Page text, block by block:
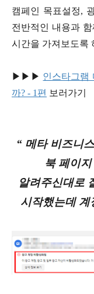
캠페인 목표설정,
전반적인 내용과
시간을 가져보도록
▶▶▶ 인스타그램
까? - 1편 보러가기
“ 메타 비즈니
북 페이
알려주신대로
시작했는데